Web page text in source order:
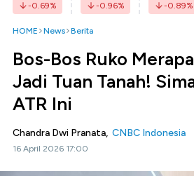
-0.69% -0.96% -0.89%
HOME News Berita
Bos-Bos Ruko
Jadi Tuan Tanah!
ATR Ini
Chandra Dwi Pranata, CNBC Indonesia
16 April 2026 17:00